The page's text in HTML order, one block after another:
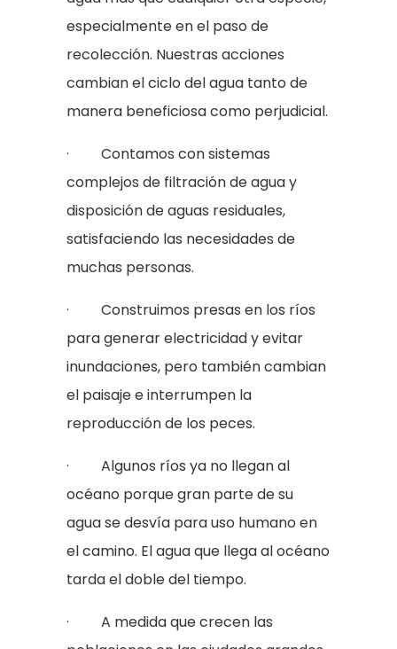
especialmente en el paso de
recolección. Nuestras acciones
cambian el ciclo del agua tanto de
manera beneficiosa como perjudicial.
· Contamos con sistemas
complejos de filtración de agua y
disposición de aguas residuales,
satisfaciendo las necesidades de
muchas personas.
· Construimos presas en los ríos
para generar electricidad y evitar
inundaciones, pero también cambian
el paisaje e interrumpen la
reproducción de los peces.
· Algunos ríos ya no llegan al
océano porque gran parte de su
agua se desvía para uso humano en
el camino. El agua que llega al océano
tarda el doble del tiempo.
· A medida que crecen las